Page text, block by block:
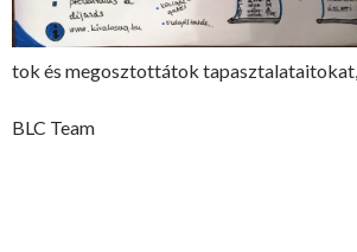
tok és megosztottátok
BLC Team